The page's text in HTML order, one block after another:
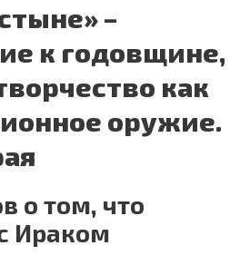
–
к годовщине,
как
оружие.
о том, что
Ираком